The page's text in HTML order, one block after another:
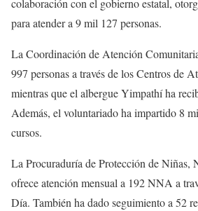
colaboración con el gobierno estatal,
para atender a 9 mil 127 personas.
La Coordinación de Atención
997 personas a través de los Centros de
mientras que el albergue Yimpathí ha
Además, el voluntariado ha impartido 8
cursos.
La Procuraduría de Protección de Niñas,
ofrece atención mensual a 192 NNA a
Día. También ha dado seguimiento a 52